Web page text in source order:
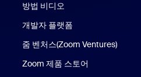
방법 비디오
개발자 플랫폼
줌 벤처스(Zoom Ventures)
Zoom 제품 스토어